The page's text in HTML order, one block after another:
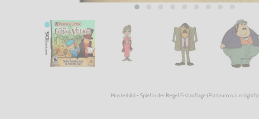
Musterbild - Spiel in der Regel Erstauflage (Platinum o.ä. möglich)